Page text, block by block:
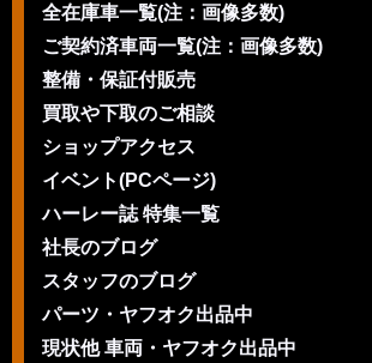
全在庫車一覧(注：画像多数)
ご契約済車両一覧(注：画像多数)
整備・保証付販売
買取や下取のご相談
ショップアクセス
イベント(PCページ)
ハーレー誌 特集一覧
社長のブログ
スタッフのブログ
パーツ・ヤフオク出品中
現状他 車両・ヤフオク出品中